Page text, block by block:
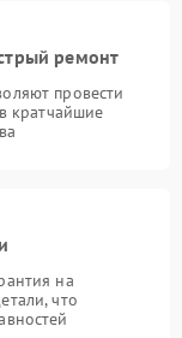
ремонт
провести
кратчайшие
на
что